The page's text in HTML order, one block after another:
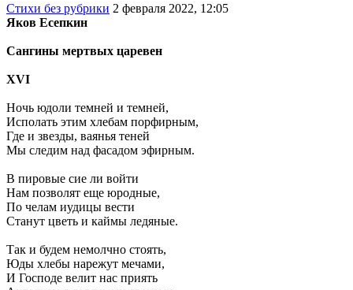
Стихи без рубрики 2 февраля 2022, 12:05
Яков Есепкин
Сангины мертвых царевен
XVI
Ночь юдоли темней и темней,
Исполать этим хлебам порфирным,
Где и звезды, ваянья теней
Мы следим над фасадом эфирным.
В пировые сие ли войти
Нам позволят еще юродные,
По челам иудицы вести
Станут цветь и каймы ледяные.
Так и будем немолчно стоять,
Юды хлебы нарежут мечами,
И Господе велит нас приять